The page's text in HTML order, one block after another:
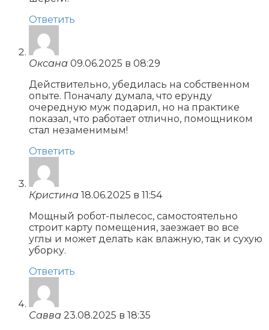
Ответить
Оксана 09.06.2025 в 08:29
Действительно, убедилась на собственном
опыте. Поначалу думала, что ерунду
очередную муж подарил, но на практике
показал, что работает отлично, помощником
стал незаменимым!
Ответить
Кристина 18.06.2025 в 11:54
Мощный робот-пылесос, самостоятельно
строит карту помещения, заезжает во все
углы и может делать как влажную, так и сухую
уборку.
Ответить
Савва 23.08.2025 в 18:35